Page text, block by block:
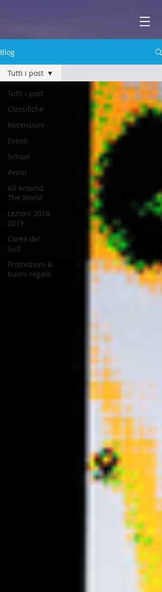
Scuola di
Blog
Tutti i post
Classifiche
Recensioni
Eventi
School
Avvisi
All Around
The World
Lezioni 2018-
2019
Corea del
Sud
Promozioni &
buoni regalo
Tutti i post